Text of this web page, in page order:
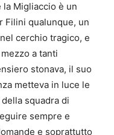
la Migliaccio è un
Filini qualunque, un
cerchio tragico, e
a tanti
stonava, il suo
metteva in luce le
squadra di
sempre e
e soprattutto